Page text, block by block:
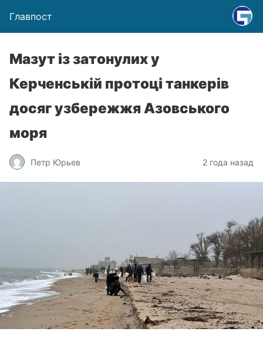
Главпост
Мазут із затонулих у
Керченській протоці танкерів
досяг узбережжя Азовського
моря
Петр Юрьев 2 года назад